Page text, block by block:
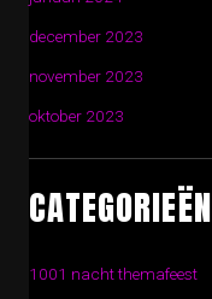
december 2023
november 2023
oktober 2023
CATEGORIEËN
1001 nacht themafeest